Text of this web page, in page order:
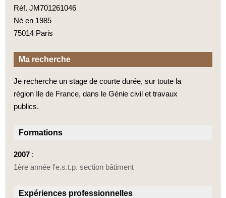
Réf. JM701261046
Né en 1985
75014 Paris
Ma recherche
Je recherche un stage de courte durée, sur toute la
région Ile de France, dans le Génie civil et travaux
publics.
Formations
2007 :
1ère année l'e.s.t.p. section bâtiment
Expériences professionnelles